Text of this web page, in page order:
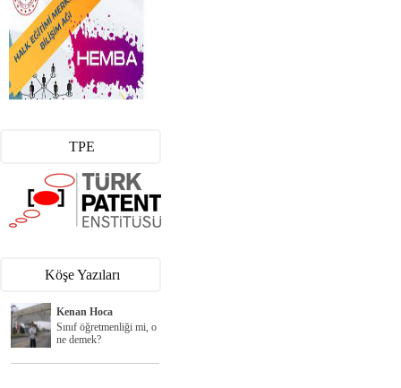
TPE
Köşe Yazıları
Kenan Hoca
Sınıf öğretmenliği mi, o
ne demek?